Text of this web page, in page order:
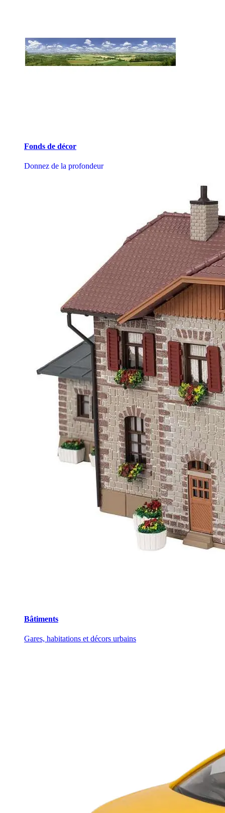
Fonds de décor
Donnez de la profondeur
Bâtiments
Gares, habitations et décors urbains